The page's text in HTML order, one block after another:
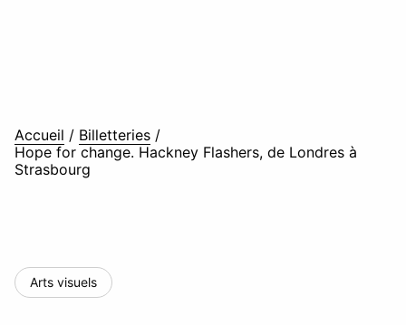
Accueil / Billetteries /
Hope for change. Hackney Flashers, de Londres à
Strasbourg
Arts visuels